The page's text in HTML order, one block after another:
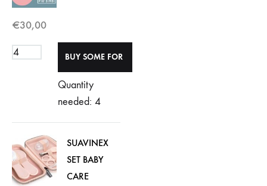
€30,00
Quantity
needed: 4
SUAVINEX
SET BABY
CARE